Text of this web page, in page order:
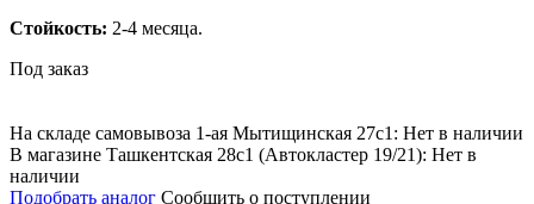
Стойкость: 2-4 месяца.
Под заказ
На складе самовывоза 1-ая Мытищинская 27с1: Нет в наличии
В магазине Ташкентская 28с1 (Автокластер 19/21): Нет в
наличии
Подобрать аналог Сообщить о поступлении